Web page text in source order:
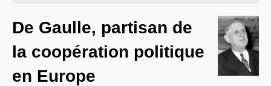
Un éléphant, ça trompe énormément !
Gouvernance mondiale & mondialisation
De Gaulle, partisan de
la coopération politique
en Europe